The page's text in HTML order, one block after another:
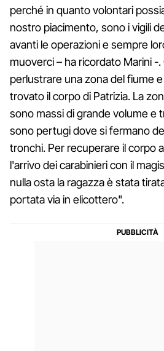
perché in quanto volontari
nostro piacimento, sono i vigili
avanti le operazioni e sempre
muoverci – ha ricordato Marini -
perlustrare una zona del fiume
trovato il corpo di Patrizia. La
sono massi di grande volume e
sono pertugi dove si fermano
tronchi. Per recuperare il corpo
l'arrivo dei carabinieri con il
nulla osta la ragazza è stata
portata via in elicottero".